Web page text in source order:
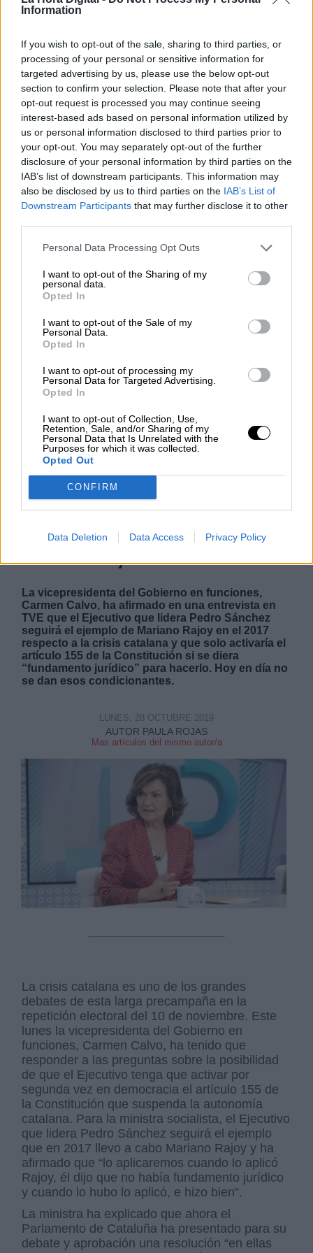
Information
If you wish to opt-out of the sale, sharing to third parties, or
processing of your personal or sensitive information for
targeted advertising by us, please use the below opt-out
section to confirm your selection. Please note that after your
opt-out request is processed you may continue seeing
interest-based ads based on personal information utilized by
us or personal information disclosed to third parties prior to
your opt-out. You may separately opt-out of the further
disclosure of your personal information by third parties on the
IAB’s list of downstream participants. This information may
also be disclosed by us to third parties on the IAB’s List of
Downstream Participants that may further disclose it to other
Personal Data Processing Opt Outs
I want to opt-out of the Sharing of my
personal data.
Opted In
I want to opt-out of the Sale of my
Personal Data.
Opted In
I want to opt-out of processing my
Personal Data for Targeted Advertising.
Opted In
I want to opt-out of Collection, Use,
Retention, Sale, and/or Sharing of my
Personal Data that Is Unrelated with the
Purposes for which it was collected.
Opted Out
CONFIRM
Data Deletion Data Access Privacy Policy
Por María Comesaña
Votantes y votados
Por Juan Manuel Beltrán
El Conflicto de Oriente Medio:
Un Nuevo Orden Autoritario
en Construcción
Por
Álvaro Frutos Rosado y Gabinete
Geopolítica de Crisis
Reconquista leonesa
Por Carlos Miranda
Clara Campoamor: Mi sueño,
mi pesadilla
Por María Pérez Herrero
NOTICIAS MAS VISTAS
LABERINTO ESPAÑOL | LABERINTO ESPAÑOL
Gobierno activará el 155 si hay
“fundamento jurídico”
La vicepresidenta del Gobierno en funciones,
Carmen Calvo, ha afirmado en una entrevista en
TVE que el Ejecutivo que lidera Pedro Sánchez
seguirá el ejemplo de Mariano Rajoy en el 2017
respecto a la crisis catalana y que solo activaría el
artículo 155 de la Constitución si se diera
“fundamento jurídico” para hacerlo. Hoy en día no
se dan esos condicionantes.
AUTOR PAULA ROJAS
Mas artículos del mismo autor/a
LUNES, 28 OCTUBRE 2019
La crisis catalana es uno de los grandes
debates de esta larga precampaña en la
repetición electoral del 10 de noviembre. Este
lunes la vicepresidenta del Gobierno en
funciones, Carmen Calvo, ha tenido que
responder a las preguntas sobre la posibilidad
de que el Ejecutivo tenga que activar por
segunda vez en democracia el artículo 155 de
la Constitución que suspenda la autonomía
catalana. Para la ministra socialista, el Ejecutivo
que lidera Pedro Sánchez seguirá el ejemplo
que en 2017 llevo a cabo Mariano Rajoy y ha
afirmado que “lo aplicaremos cuando lo aplicó
Rajoy, él dijo que no había fundamento jurídico
y cuando lo hubo lo aplicó, e hizo bien”.
La ministra ha explicado que ahora el
Parlamento de Cataluña ha presentado para su
debate y aprobación una resolución “en ellas